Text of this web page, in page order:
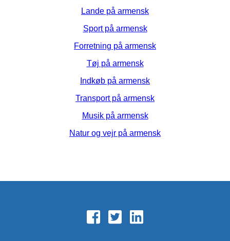
Lande på armensk
Sport på armensk
Forretning på armensk
Tøj på armensk
Indkøb på armensk
Transport på armensk
Musik på armensk
Natur og vejr på armensk